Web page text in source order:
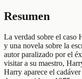
Resumen
La verdad sobre el caso
y una novela sobre la
autor paralizado por el
visitar a su maestro,
Harry aparece el